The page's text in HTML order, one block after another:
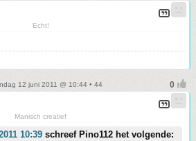
Echt!
12 juni 2011 @ 10:44 • 44
Manisch creatief
10:39 schreef Pino112 het volgende: